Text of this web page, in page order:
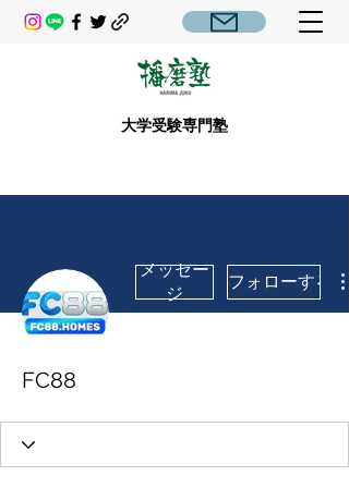
大学受験専門塾
メッセー
ジ
フォローする
FC88